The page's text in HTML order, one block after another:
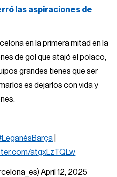
las aspiraciones de
en la primera mitad en la
de gol que atajó el polaco,
grandes tienes que ser
es dejarlos con vida y
atgxLzTQLw
April 12, 2025